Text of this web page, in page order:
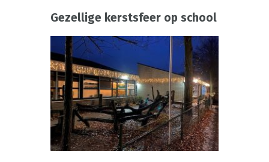
Gezellige kerstsfeer op school